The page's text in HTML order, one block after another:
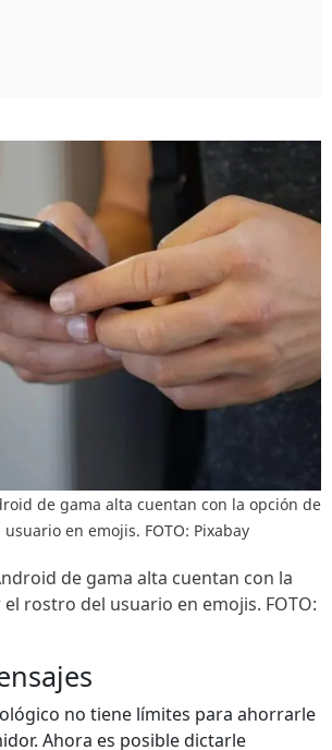
de gama alta cuentan con la opción de
en emojis. FOTO: Pixabay
de gama alta cuentan con la
rostro del usuario en emojis. FOTO:
no tiene límites para ahorrarle
Ahora es posible dictarle